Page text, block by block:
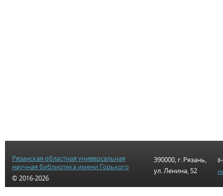
Рязанская областная универсальная
научная библиотека имени Горького
© 2016-2026
390000, г. Рязань,
ул. Ленина, 52